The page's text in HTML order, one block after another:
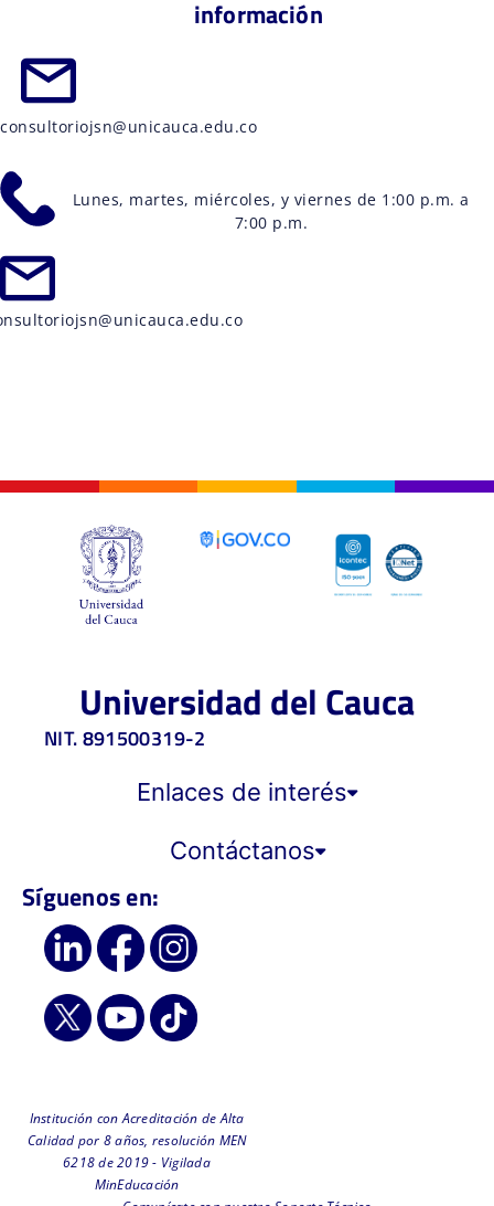
información
consultoriojsn@unicauca.edu.co
Lunes, martes, miércoles, y viernes de 1:00 p.m. a
7:00 p.m.
Universidad del Cauca
NIT. 891500319-2
Enlaces de interés
Contáctanos
Síguenos en:
Institución con Acreditación de Alta
Calidad por 8 años, resolución MEN
6218 de 2019 - Vigilada
MinEducación